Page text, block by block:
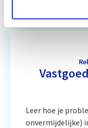
Leer hoe je
onvermijdelijke)